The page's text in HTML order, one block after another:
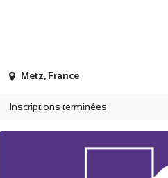
Metz France
Inscriptions terminées